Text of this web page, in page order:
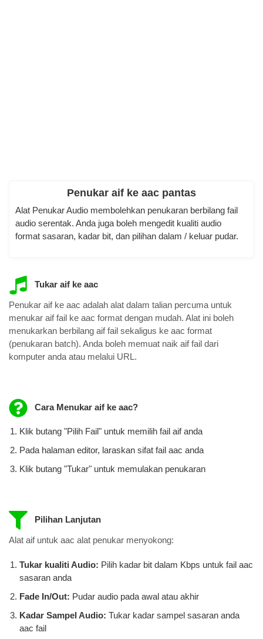
Penukar aif ke aac pantas
Alat Penukar Audio membolehkan penukaran berbilang fail
audio serentak. Anda juga boleh mengedit kualiti audio
format sasaran, kadar bit, dan pilihan dalam / keluar pudar.
Tukar aif ke aac
Penukar aif ke aac adalah alat dalam talian percuma untuk
menukar aif fail ke aac format dengan mudah. Alat ini boleh
menukarkan berbilang aif fail sekaligus ke aac format
(penukaran batch). Anda boleh memuat naik aif fail dari
komputer anda atau melalui URL.
Cara Menukar aif ke aac?
Klik butang "Pilih Fail" untuk memilih fail aif anda
Pada halaman editor, laraskan sifat fail aac anda
Klik butang "Tukar" untuk memulakan penukaran
Pilihan Lanjutan
Alat aif untuk aac alat penukar menyokong:
Tukar kualiti Audio: Pilih kadar bit dalam Kbps untuk fail aac
​​sasaran anda
Fade In/Out: Pudar audio pada awal atau akhir
Kadar Sampel Audio: Tukar kadar sampel sasaran anda
aac fail